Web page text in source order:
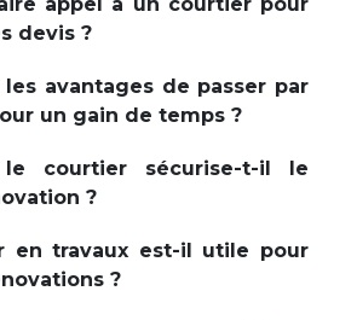
appel à un courtier pour
devis ?
les avantages de passer par
un gain de temps ?
le courtier sécurise-t-il le
?
en travaux est-il utile pour
?